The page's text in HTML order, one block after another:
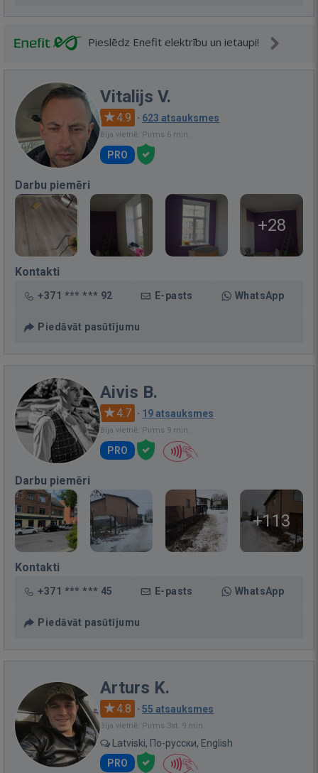
Pieslēdz Enefit elektrību un ietaupi!
Vitalijs V.
4.9 · 623 atsauksmes
Bija vietnē: Pirms 6 min.
PRO
Darbu piemēri
+28
Kontakti
+371 *** *** 92 E-pasts WhatsApp
Piedāvāt pasūtījumu
Aivis B.
4.7 · 19 atsauksmes
Bija vietnē: Pirms 9 min.
PRO
Darbu piemēri
+113
Kontakti
+371 *** *** 45 E-pasts WhatsApp
Piedāvāt pasūtījumu
Arturs K.
4.8 · 55 atsauksmes
Bija vietnē: Pirms 3st. 9 min.
Latviski, По-русски, English
PRO